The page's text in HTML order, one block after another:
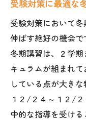
冬休みに
受験対策
受験対策成功
冬期講習
受験対策
冬期講習
受験対策に最適な
受験対策において
伸ばす絶好の機会
冬期講習は、２学
キュラムが組まれ
している点が大き
１２/２４～１２/
中的な指導を受ける